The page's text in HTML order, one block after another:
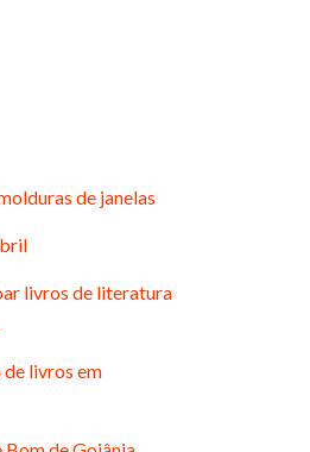
de janelas
livros de literatura
livros em